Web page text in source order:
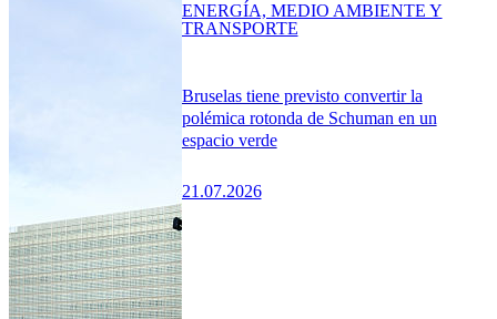
Bruselas tiene previsto convertir la
polémica rotonda de Schuman en un
espacio verde
21.07.2026
ENERGÍA, MEDIO AMBIENTE Y
TRANSPORTE